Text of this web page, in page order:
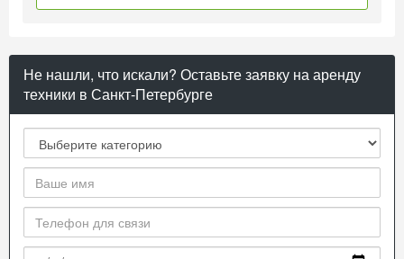
Не нашли, что искали? Оставьте заявку на аренду
техники в Санкт-Петербурге